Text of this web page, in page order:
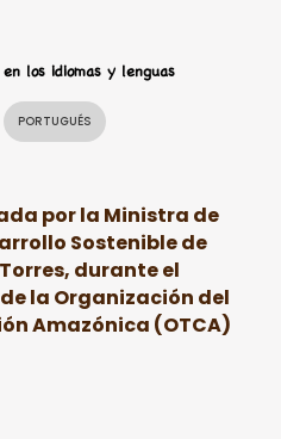
los idiomas y lenguas
PORTUGUÉS
por la Ministra de
Sostenible de
durante el
la Organización del
Amazónica (OTCA)